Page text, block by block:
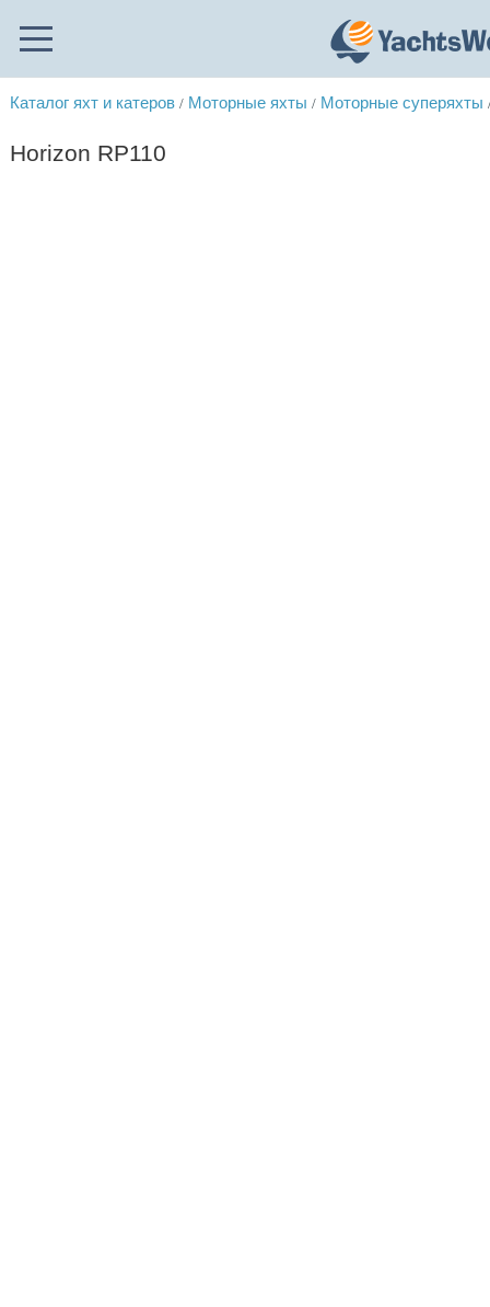
Каталог яхт и катеров / Моторные яхты / Моторные суперяхты
Horizon RP110